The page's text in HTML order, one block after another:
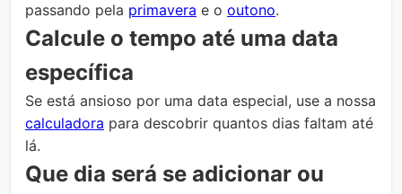
passando pela primavera e o outono.
Calcule o tempo até uma data
específica
Se está ansioso por uma data especial, use a nossa
calculadora para descobrir quantos dias faltam até
lá.
Que dia será se adicionar ou